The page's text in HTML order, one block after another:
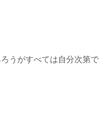
うがすべては自分次第で